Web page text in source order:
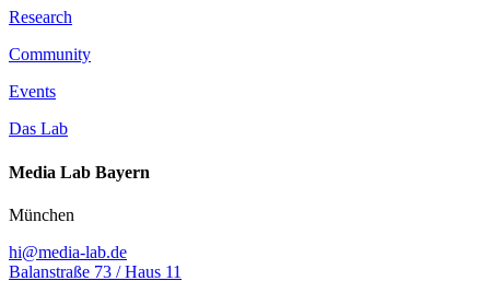
Research
Community
Events
Das Lab
Media Lab Bayern
München
hi@media-lab.de
Balanstraße 73 / Haus 11